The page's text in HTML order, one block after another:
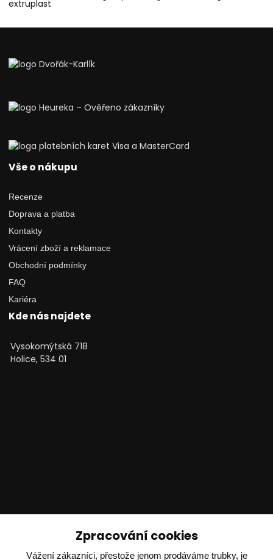
Vše o nákupu
Recenze
Doprava a platba
Kontakty
Vrácení zboží a reklamace
Obchodní podmínky
FAQ
Kariéra
Kde nás najdete
Vysokomýtská 718
Holice, 534 01
Ing. Adam Dvořák
Zpracování cookies
Vážení zákazníci, přestože jenom prodáváme trubky, je